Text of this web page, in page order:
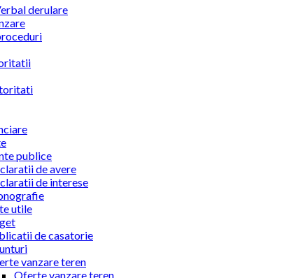
derulare
publice
de avere
de interese
utile
de casatorie
vanzare teren
Oferte vanzare teren